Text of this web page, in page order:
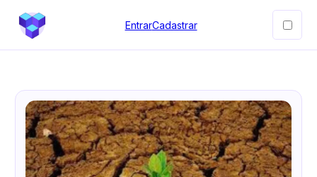
EntrarCadastrar